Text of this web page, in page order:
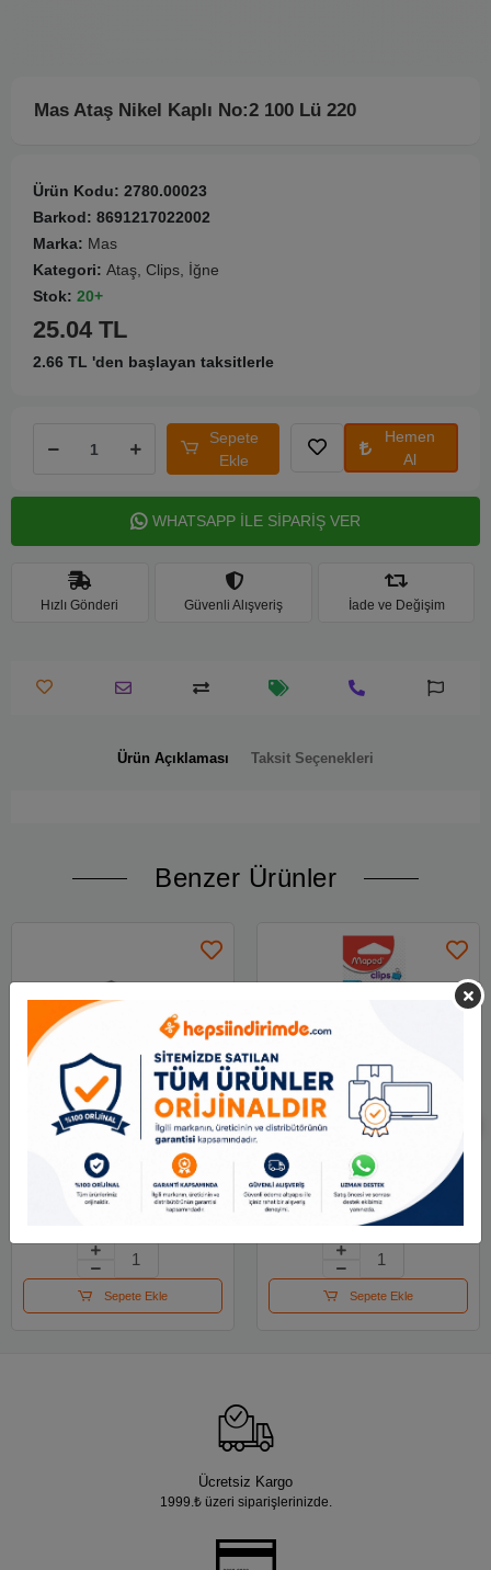
Mas Ataş Nikel Kaplı No:2 100 Lü 220
Ürün Kodu: 2780.00023
Barkod: 8691217022002
Marka: Mas
Kategori: Ataş, Clips, İğne
Stok: 20+
25.04 TL
2.66 TL 'den başlayan taksitlerle
Sepete
Ekle
Hemen
Al
WHATSAPP İLE SİPARİŞ VER
Hızlı Gönderi Güvenli Alışveriş İade ve Değişim
Ürün Açıklaması Taksit Seçenekleri
Benzer Ürünler
Mas Toplu İğne Nikel
28 Mm 20 Gr 330
Sepete Ekle
Maped Kıskaç (klips)
Metal 32 Mm 4 Lü
Renk 036100
100.74 TL
Sepete Ekle
Ücretsiz Kargo
1999.₺ üzeri siparişlerinizde.